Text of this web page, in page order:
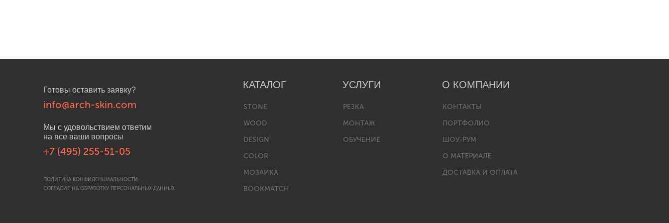
Готовы оставить заявку?
info@arch-skin.com
Мы с удовольствием ответим
на все ваши вопросы
+7 (495) 255-51-05
ПОЛИТИКА КОНФИДЕНЦИАЛЬНОСТИ
СОГЛАСИЕ НА ОБРАБОТКУ ПЕРСОНАЛЬНЫХ ДАННЫХ
КАТАЛОГ
STONE
WOOD
DESIGN
COLOR
МОЗАИКА
BOOKMATCH
УСЛУГИ
РЕЗКА
МОНТАЖ
ОБУЧЕНИЕ
О КОМПАНИИ
КОНТАКТЫ
ПОРТФОЛИО
ШОУ-РУМ
О МАТЕРИАЛЕ
ДОСТАВКА И ОПЛАТА